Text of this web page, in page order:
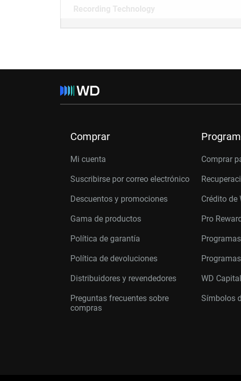
Recording Technology
Comprar
Mi cuenta
Suscribirse por correo electrónico
Descuentos y promociones
Gama de productos
Política de garantía
Política de devoluciones
Distribuidores y revendedores
Preguntas frecuentes sobre
compras
Comprar
Crédito de
Pro
WD Capital
Símbolos